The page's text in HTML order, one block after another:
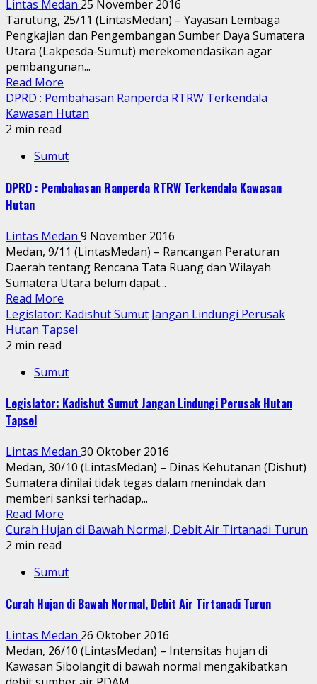
Lintas Medan 25 November 2016
Tarutung, 25/11 (LintasMedan) – Yayasan Lembaga
Pengkajian dan Pengembangan Sumber Daya Sumatera
Utara (Lakpesda-Sumut) merekomendasikan agar
pembangunan...
Read More
DPRD : Pembahasan Ranperda RTRW Terkendala
Kawasan Hutan
2 min read
Sumut
DPRD : Pembahasan Ranperda RTRW Terkendala Kawasan
Hutan
Lintas Medan 9 November 2016
Medan, 9/11 (LintasMedan) – Rancangan Peraturan
Daerah tentang Rencana Tata Ruang dan Wilayah
Sumatera Utara belum dapat...
Read More
Legislator: Kadishut Sumut Jangan Lindungi Perusak
Hutan Tapsel
2 min read
Sumut
Legislator: Kadishut Sumut Jangan Lindungi Perusak Hutan
Tapsel
Lintas Medan 30 Oktober 2016
Medan, 30/10 (LintasMedan) – Dinas Kehutanan (Dishut)
Sumatera dinilai tidak tegas dalam menindak dan
memberi sanksi terhadap...
Read More
Curah Hujan di Bawah Normal, Debit Air Tirtanadi Turun
2 min read
Sumut
Curah Hujan di Bawah Normal, Debit Air Tirtanadi Turun
Lintas Medan 26 Oktober 2016
Medan, 26/10 (LintasMedan) – Intensitas hujan di
Kawasan Sibolangit di bawah normal mengakibatkan